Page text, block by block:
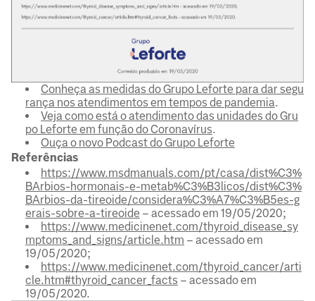
Conheça as medidas do Grupo Leforte para dar segu
rança nos atendimentos em tempos de pandemia.
Veja como está o atendimento das unidades do Gru
po Leforte em função do Coronavírus.
Ouça o novo Podcast do Grupo Leforte
Referências
https://www.msdmanuals.com/pt/casa/dist%C3%
BArbios-hormonais-e-metab%C3%B3licos/dist%C3%
BArbios-da-tireoide/considera%C3%A7%C3%B5es-g
erais-sobre-a-tireoide – acessado em 19/05/2020;
https://www.medicinenet.com/thyroid_disease_sy
mptoms_and_signs/article.htm – acessado em
19/05/2020;
https://www.medicinenet.com/thyroid_cancer/arti
cle.htm#thyroid_cancer_facts – acessado em
19/05/2020.